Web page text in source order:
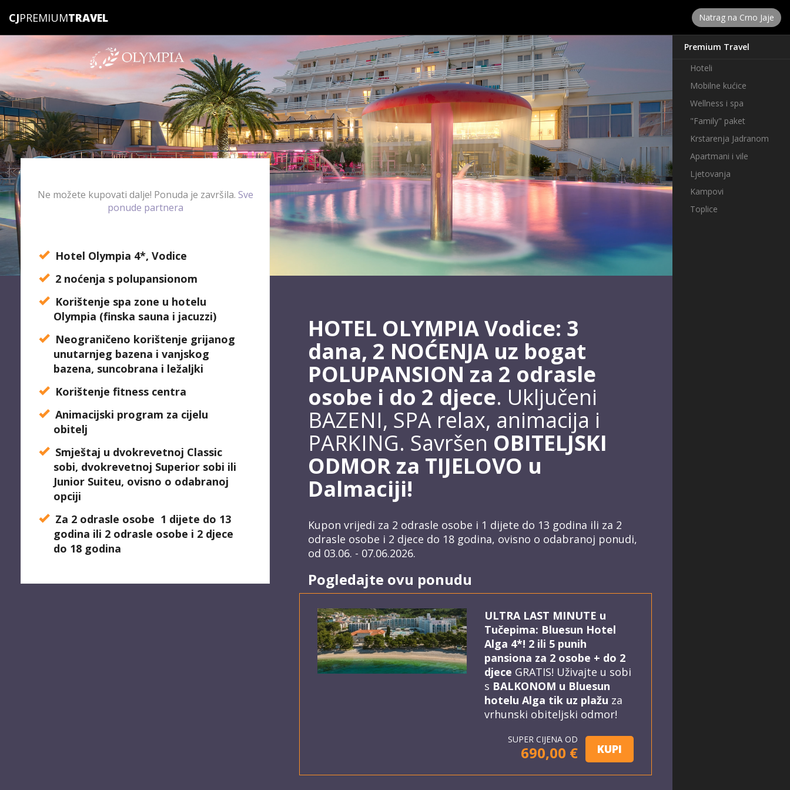
CJPREMIUM Natrag na Crno Jaje
Premium Travel
Hoteli
Mobilne kućice
Wellness i spa
"Family" paket
Krstarenja Jadranom
Apartmani i vile
Ljetovanja
Kampovi
Toplice
HOTEL OLYMPIA Vodice: 3
dana, 2 NOĆENJA uz bogat
POLUPANSION za 2 odrasle
osobe i do 2 djece. Uključeni
BAZENI, SPA relax, animacija i
PARKING. Savršen OBITELJSKI
ODMOR za TIJELOVO u
Dalmaciji!
Ne možete kupovati dalje! Ponuda je završila. Sve
ponude partnera
Hotel Olympia 4*, Vodice
2 noćenja s polupansionom
Korištenje spa zone u hotelu
Olympia (finska sauna i jacuzzi)
Neograničeno korištenje grijanog
unutarnjeg bazena i vanjskog
bazena, suncobrana i ležaljki
Korištenje fitness centra
Animacijski program za cijelu
obitelj
Smještaj u dvokrevetnoj Classic
sobi, dvokrevetnoj Superior sobi ili
Junior Suiteu, ovisno o odabranoj
opciji
Za 2 odrasle osobe 1 dijete do 13
godina ili 2 odrasle osobe i 2 djece
do 18 godina
Kupon vrijedi za 2 odrasle osobe i 1 dijete do 13 godina ili za 2
odrasle osobe i 2 djece do 18 godina, ovisno o odabranoj ponudi,
od 03.06. - 07.06.2026.
Pogledajte ovu ponudu
ULTRA LAST MINUTE u
Tučepima: Bluesun Hotel
Alga 4*! 2 ili 5 punih
pansiona za 2 osobe + do 2
djece GRATIS! Uživajte u sobi
s BALKONOM u Bluesun
hotelu Alga tik uz plažu za
vrhunski obiteljski odmor!
SUPER CIJENA OD
690,00 € KUPI